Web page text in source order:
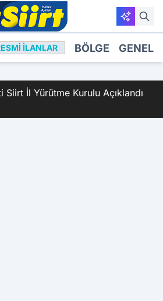
İLANLAR BÖLGE GENEL
İl Yürütme Kurulu Açıklandı